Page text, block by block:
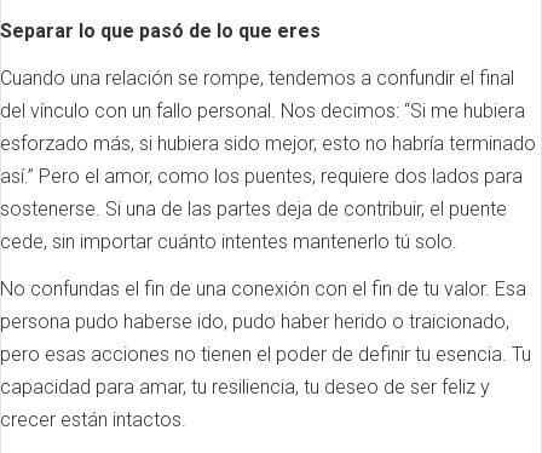
Separar lo que pasó de lo que eres
Cuando una relación se rompe, tendemos a confundir el final
del vínculo con un fallo personal. Nos decimos: “Si me hubiera
esforzado más, si hubiera sido mejor, esto no habría terminado
así.” Pero el amor, como los puentes, requiere dos lados para
sostenerse. Si una de las partes deja de contribuir, el puente
cede, sin importar cuánto intentes mantenerlo tú solo.
No confundas el fin de una conexión con el fin de tu valor. Esa
persona pudo haberse ido, pudo haber herido o traicionado,
pero esas acciones no tienen el poder de definir tu esencia. Tu
capacidad para amar, tu resiliencia, tu deseo de ser feliz y
crecer están intactos.